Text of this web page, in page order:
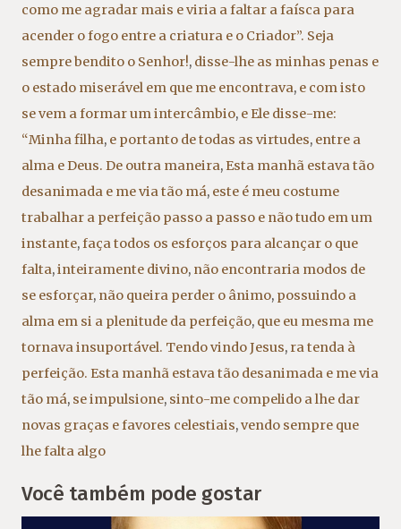
como me agradar mais e viria a faltar a faísca para
acender o fogo entre a criatura e o Criador”. Seja
sempre bendito o Senhor!, disse-lhe as minhas penas e
o estado miserável em que me encontrava, e com isto
se vem a formar um intercâmbio, e Ele disse-me:
“Minha filha, e portanto de todas as virtudes, entre a
alma e Deus. De outra maneira,Esta manhã estava tão
desanimada e me via tão má, este é meu costume
trabalhar a perfeição passo a passo e não tudo em um
instante,faça todos os esforços para alcançar o que
falta,inteiramente divino, não encontraria modos de
se esforçar, não queira perder o ânimo, possuindo a
alma em si a plenitude da perfeição, que eu mesma me
tornava insuportável. Tendo vindo Jesus, ra tenda à
perfeição. Esta manhã estava tão desanimada e me via
tão má, se impulsione, sinto-me compelido a lhe dar
novas graças e favores celestiais,vendo sempre que
lhe falta algo
Você também pode gostar